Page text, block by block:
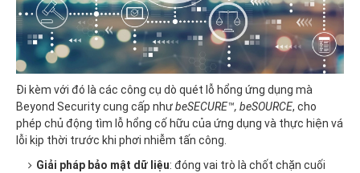
Đi kèm với đó là các công cụ dò quét lỗ hổng ứng dụng mà
Beyond Security cung cấp nhưbeSECURE™, beSOURCE, cho
phép chủ động tìm lỗ hổng cố hữu của ứng dụng và thực hiện vá
lỗi kịp thời trước khi phơi nhiễm tấn công.
Giải pháp bảo mật dữ liệu: đóng vai trò là chốt chặn cuối